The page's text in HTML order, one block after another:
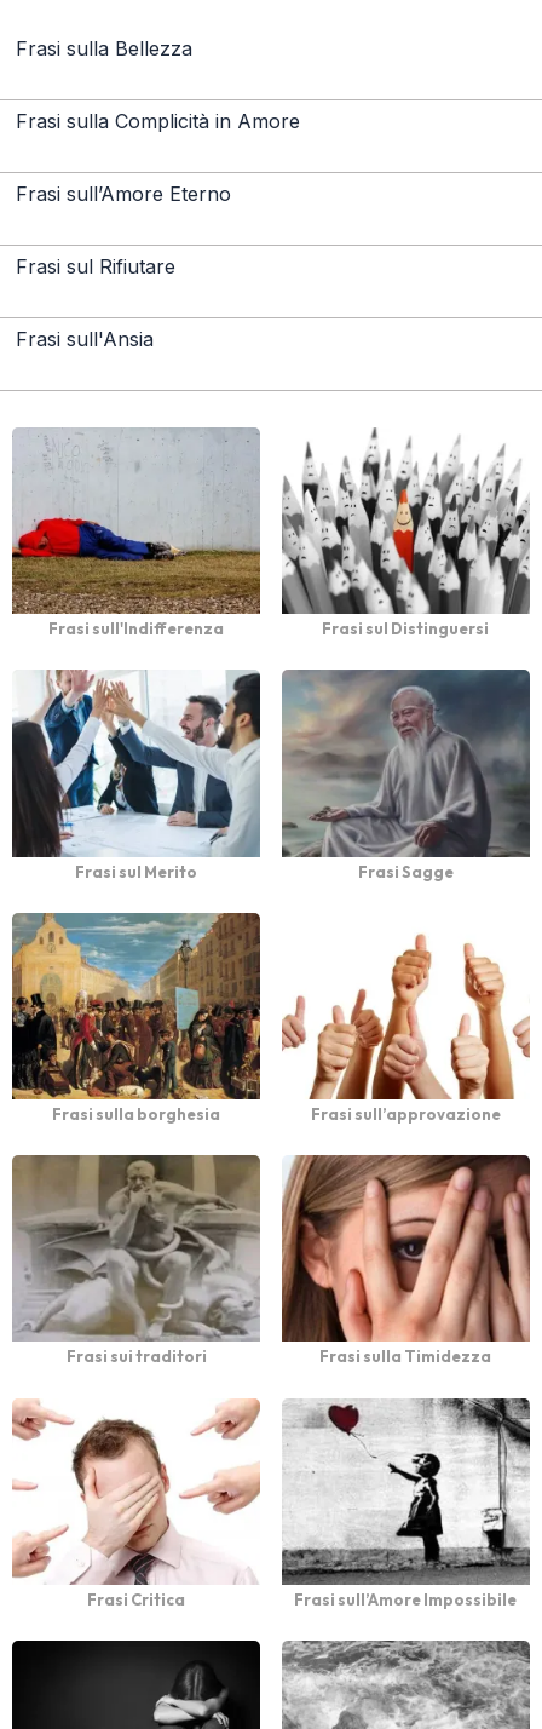
Frasi sulla Bellezza
Frasi sulla Complicità in Amore
Frasi sull’Amore Eterno
Frasi sul Rifiutare
Frasi sull'Ansia
Frasi sull'Indifferenza Frasi sul Distinguersi
Frasi sul Merito Frasi Sagge
Frasi sulla borghesia Frasi sull’approvazione
Frasi sui traditori Frasi sulla Timidezza
Frasi Critica Frasi sull’Amore Impossibile